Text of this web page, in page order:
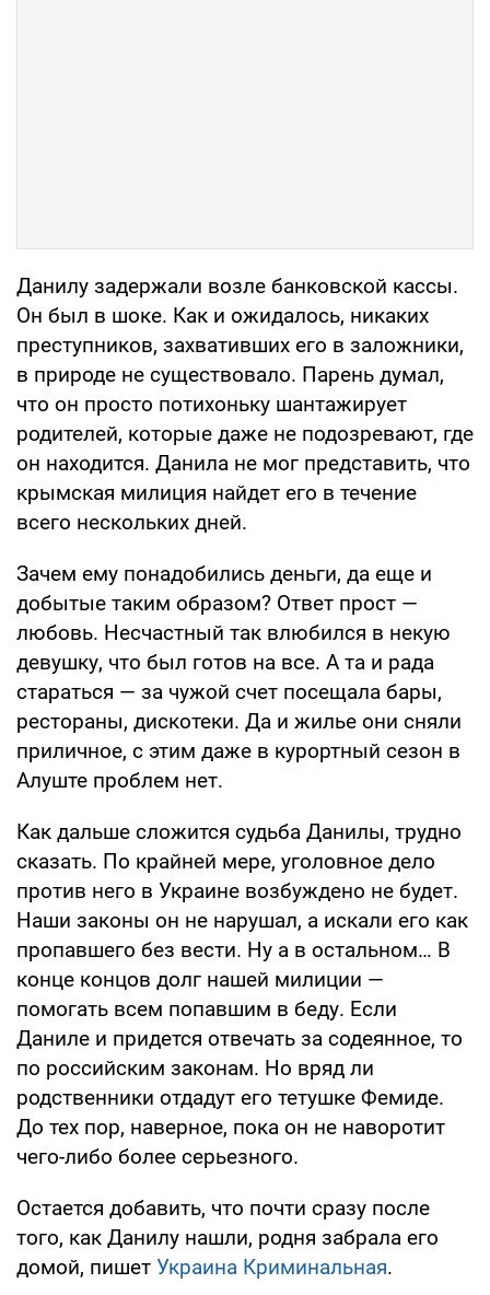
Данилу задержали возле банковской кассы.
Он был в шоке. Как и ожидалось, никаких
преступников, захвативших его в заложники,
в природе не существовало. Парень думал,
что он просто потихоньку шантажирует
родителей, которые даже не подозревают, где
он находится. Данила не мог представить, что
крымская милиция найдет его в течение
всего нескольких дней.
Зачем ему понадобились деньги, да еще и
добытые таким образом? Ответ прост —
любовь. Несчастный так влюбился в некую
девушку, что был готов на все. А та и рада
стараться — за чужой счет посещала бары,
рестораны, дискотеки. Да и жилье они сняли
приличное, с этим даже в курортный сезон в
Алуште проблем нет.
Как дальше сложится судьба Данилы, трудно
сказать. По крайней мере, уголовное дело
против него в Украине возбуждено не будет.
Наши законы он не нарушал, а искали его как
пропавшего без вести. Ну а в остальном… В
конце концов долг нашей милиции —
помогать всем попавшим в беду. Если
Даниле и придется отвечать за содеянное, то
по российским законам. Но вряд ли
родственники отдадут его тетушке Фемиде.
До тех пор, наверное, пока он не наворотит
чего-либо более серьезного.
Остается добавить, что почти сразу после
того, как Данилу нашли, родня забрала его
домой, пишет Украина Криминальная.